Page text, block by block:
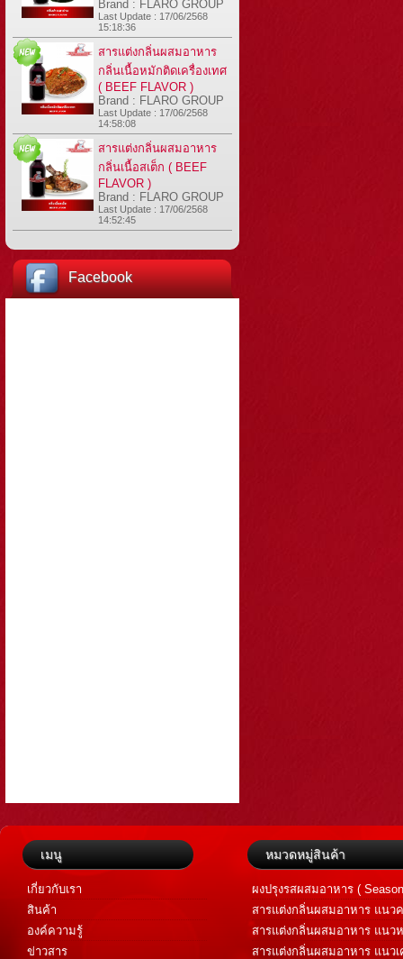
Brand : FLARO GROUP
Last Update : 17/06/2568
15:18:36
สารแต่งกลิ่นผสมอาหาร
กลิ่นเนื้อหมักติดเครื่องเทศ
( BEEF FLAVOR )
Brand : FLARO GROUP
Last Update : 17/06/2568
14:58:08
สารแต่งกลิ่นผสมอาหาร
กลิ่นเนื้อสเต็ก ( BEEF
FLAVOR )
Brand : FLARO GROUP
Last Update : 17/06/2568
14:52:45
Facebook
เมนู
เกี่ยวกับเรา
สินค้า
องค์ความรู้
ข่าวสาร
หมวดหมู่สินค้า
ผงปรุงรสผสมอาหาร (
สารแต่งกลิ่นผสมอาหาร แนว
Savory Flavor )
สารแต่งกลิ่นผสมอาหาร แนว
Sweet Flavor )
สารแต่งกลิ่นผสมอาหาร แนวเ